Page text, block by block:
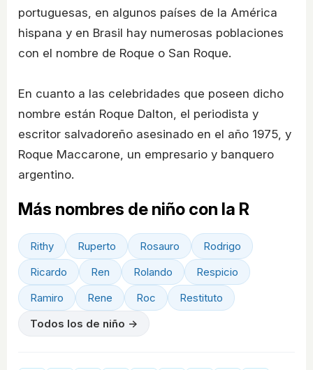
portuguesas, en algunos países de la América
hispana y en Brasil hay numerosas poblaciones
con el nombre de Roque o San Roque.
En cuanto a las celebridades que poseen dicho
nombre están Roque Dalton, el periodista y
escritor salvadoreño asesinado en el año 1975, y
Roque Maccarone, un empresario y banquero
argentino.
Más nombres de niño con la R
Rithy Ruperto Rosauro
Rodrigo
Ricardo
Ren Rolando
Respicio
Ramiro
Rene Roc
Restituto
Todos los de niño →